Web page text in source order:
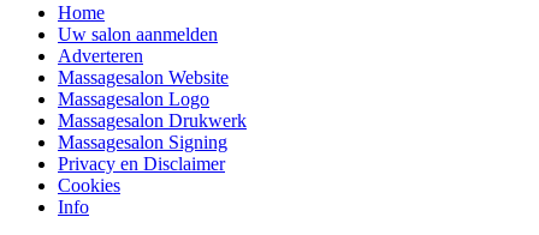
Home
Uw salon aanmelden
Adverteren
Massagesalon Website
Massagesalon Logo
Massagesalon Drukwerk
Massagesalon Signing
Privacy en Disclaimer
Cookies
Info